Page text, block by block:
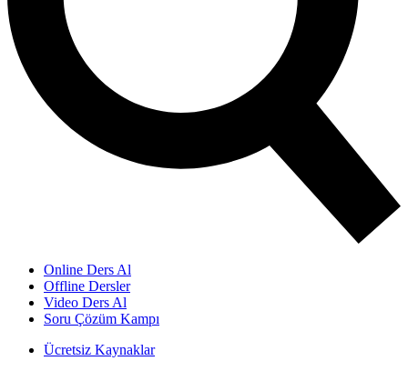
Online Ders Al
Offline Dersler
Video Ders Al
Soru Çözüm Kampı
Ücretsiz Kaynaklar